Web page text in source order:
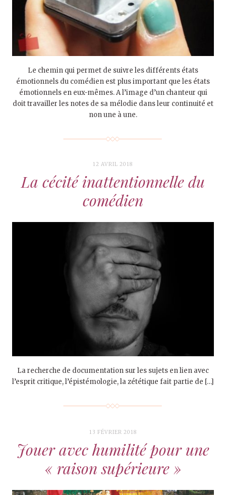
Le chemin qui permet de suivre les différents états
émotionnels du comédien est plus important que les états
émotionnels en eux-mêmes. A l’image d’un chanteur qui
doit travailler les notes de sa mélodie dans leur continuité et
non une à une.
12 AVRIL 2018
La cécité inattentionnelle du
comédien
La recherche de documentation sur les sujets en lien avec
l’esprit critique, l’épistémologie, la zététique fait partie de […]
13 FÉVRIER 2018
Jouer avec humilité pour une
« raison supérieure »